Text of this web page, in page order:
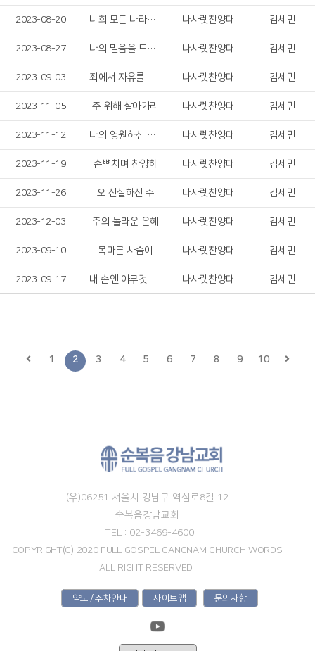
2023-08-20 너희 모든 나라들아 나사렛찬양대 김세민
2023-08-27 나의 믿음을 드러 냅니다 나사렛찬양대 김세민
2023-09-03 죄에서 자유를 얻게 함은 나사렛찬양대 김세민
2023-11-05 주 위해 살아가리 나사렛찬양대 김세민
2023-11-12 나의 영원하신 기업 나사렛찬양대 김세민
2023-11-19 손뼉치며 찬양해 나사렛찬양대 김세민
2023-11-26 오 신실하신 주 나사렛찬양대 김세민
2023-12-03 주의 놀라운 은혜 나사렛찬양대 김세민
2023-09-10 목마른 사슴이 나사렛찬양대 김세민
2023-09-17 내 손엔 아무것도 없지만 나사렛찬양대 김세민
1 2 3 4 5 6 7 8 9 10
(우)06251 서울시 강남구 역삼로8길 12
순복음강남교회
TEL : 02-3469-4600
COPYRIGHT(C) 2020 FULL GOSPEL GANGNAM CHURCH WORDS
ALL RIGHT RESERVED.
약도 / 주차안내 사이트맵 문의사항